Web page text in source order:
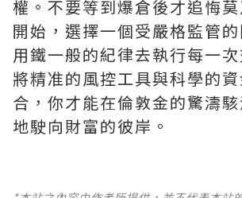
權。不要等到爆倉後才追悔
開始，選擇一個受嚴格監管的
用鐵一般的紀律去執行每一
將精准的風控工具與科學的
合，你才能在倫敦金的驚濤
地駛向財富的彼岸。